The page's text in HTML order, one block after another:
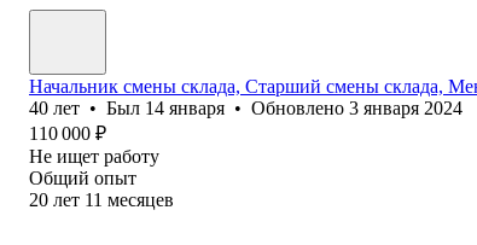
Начальник смены склада, Старший смены склада,
40 лет • Был 14 января • Обновлено 3 января 2024
110 000 ₽
Не ищет работу
Общий опыт
20 лет 11 месяцев